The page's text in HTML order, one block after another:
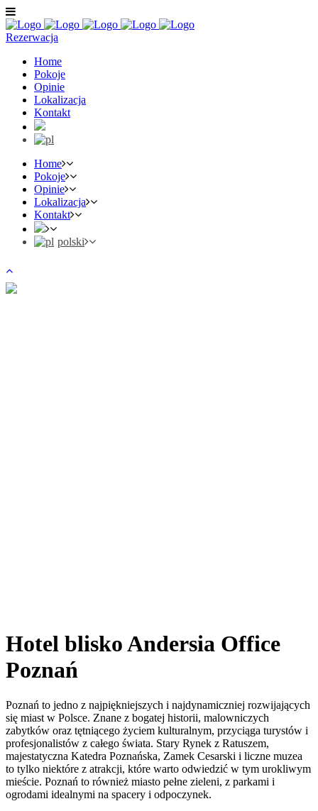
Rezerwacja
Home
Pokoje
Opinie
Lokalizacja
Kontakt
Home
Pokoje
Opinie
Lokalizacja
Kontakt
polski
Hotel blisko Andersia Office
Poznań
Poznań to jedno z najpiękniejszych i najdynamiczniej rozwijających
się miast w Polsce. Znane z bogatej historii, malowniczych
zabytków oraz tętniącego życiem kulturalnym, przyciąga turystów i
profesjonalistów z całego świata. Stary Rynek z Ratuszem,
majestatyczna Katedra Poznańska, Zamek Cesarski i liczne muzea
to tylko niektóre z atrakcji, które warto odwiedzić w tym urokliwym
mieście. Poznań to również miasto pełne zieleni, z parkami i
ogrodami idealnymi na spacery i odpoczynek.